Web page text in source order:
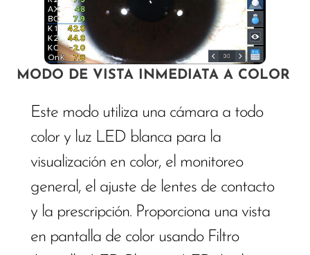
MODO DE VISTA INMEDIATA A COLOR
Este modo utiliza una cámara a todo
color y luz LED blanca para la
visualización en color, el monitoreo
general, el ajuste de lentes de contacto
y la prescripción. Proporciona una vista
en pantalla de color usando Filtro